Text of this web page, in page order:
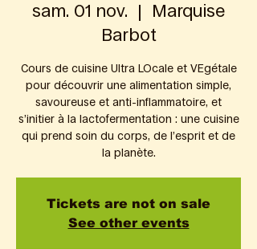
sam. 01 nov.
  |
Marquise
Barbot
Cours de cuisine Ultra LOcale et VEgétale
pour découvrir une alimentation simple,
savoureuse et anti-inflammatoire, et
s’initier à la lactofermentation : une cuisine
qui prend soin du corps, de l’esprit et de
la planète.
Tickets are not on sale
See other events